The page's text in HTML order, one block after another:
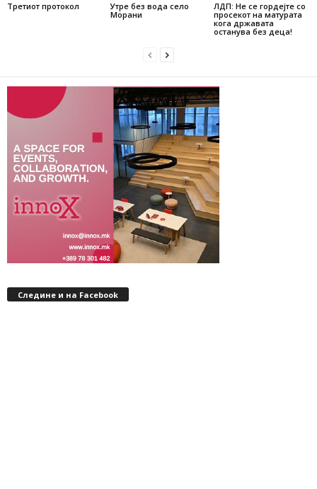
Третиот протокол
Утре без вода село
Морани
ЛДП: Не се гордејте со
просекот на матурата
кога државата
останува без деца!
Следине и на Facebook